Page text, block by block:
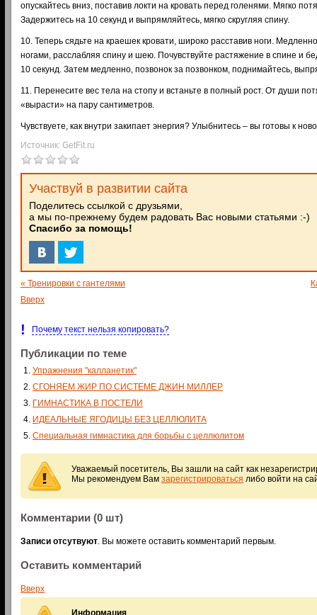
опускайтесь вниз, поставив локти на кровать перед голенями. Мягко
Задержитесь на 10 секунд и выпрямляйтесь, мягко скругляя спину.
10. Теперь сядьте на краешек кровати, широко расставив ноги.
ногами, расслабляя спину и шею. Почувствуйте растяжение в спине и
10 секунд. Затем медленно, позвонок за позвонком, поднимайтесь,
11. Перенесите вес тела на стопу и встаньте в полный рост. От души
«вырасти» на пару сантиметров.
Чувствуете, как внутри закипает энергия? Улыбнитесь – вы готовы к
Источник: GetFit.ru
Участвуй в развитии сайта
Поделитесь ссылкой с друзьями,
а мы по-прежнему будем радовать Вас новыми статьями :-)
Спасибо за помощь!
« Тренировки с гантелями
Вверх
! Почему текст нельзя копировать?
Публикации по теме
Упражнения "калланетик"
СГОНЯЕМ ЖИР ПО СИСТЕМЕ ДЖИН МИЛЛЕР
ГИМНАСТИКА В ПОСТЕЛИ
ИДЕАЛЬНЫЕ ЯГОДИЦЫ БЕЗ ЦЕЛЛЮЛИТА
Специальная гимнастика для борьбы с целлюлитом
Уважаемый посетитель, Вы зашли на сайт как
Мы рекомендуем Вам зарегистрироваться либо войти на
Комментарии (0 шт)
Записи отсутвуют. Вы можете оставить комментарий первым.
Оставить комментарий
Вверх
Информация